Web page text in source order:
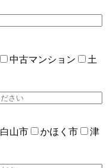
中古マンション
土
白山市 かほく市
津